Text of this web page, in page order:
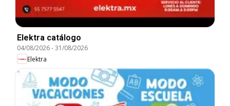
Elektra catálogo
04/08/2026-31/08/2026
Elektra